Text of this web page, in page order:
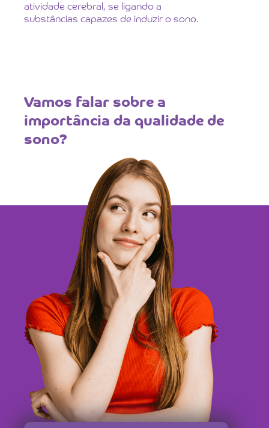
atividade cerebral, se ligando a
substâncias capazes de induzir o sono.
Vamos falar sobre a
importância da qualidade de
sono?